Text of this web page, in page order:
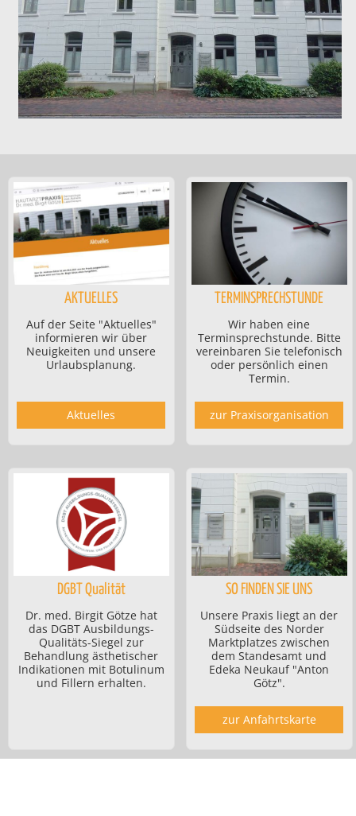
AKTUELLES
Auf der Seite "Aktuelles"
informieren wir über
Neuigkeiten und unsere
Urlaubsplanung.
Aktuelles
TERMINSPRECHSTUNDE
Wir haben eine
Terminsprechstunde. Bitte
vereinbaren Sie telefonisch
oder persönlich einen
Termin.
zur Praxisorganisation
DGBT Qualität
Dr. med. Birgit Götze hat
das DGBT Ausbildungs-
Qualitäts-Siegel zur
Behandlung ästhetischer
Indikationen mit Botulinum
und Fillern erhalten.
SO FINDEN SIE UNS
Unsere Praxis liegt an der
Südseite des Norder
Marktplatzes zwischen
dem Standesamt und
Edeka Neukauf "Anton
Götz".
zur Anfahrtskarte